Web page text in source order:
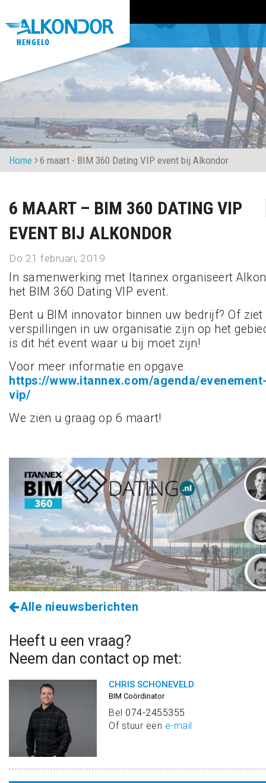
Home 6 maart - BIM 360 Dating VIP event bij Alkondor
6 MAART – BIM 360 DATING VIP
EVENT BIJ ALKONDOR
Do 21 februari, 2019
In samenwerking met Itannex organiseert
het BIM 360 Dating VIP event.
Bent u BIM innovator binnen uw bedrijf? Of
verspillingen in uw organisatie zijn op het
is dit hét event waar u bij moet zijn!
Voor meer informatie en opgave
https://www.itannex.com/agenda/
vip/
We zien u graag op 6 maart!
Alle nieuwsberichten
Heeft u een vraag?
Neem dan contact op met:
CHRIS SCHONEVELD
BIM Coördinator
Bel 074-2455355
Of stuur een e-mail